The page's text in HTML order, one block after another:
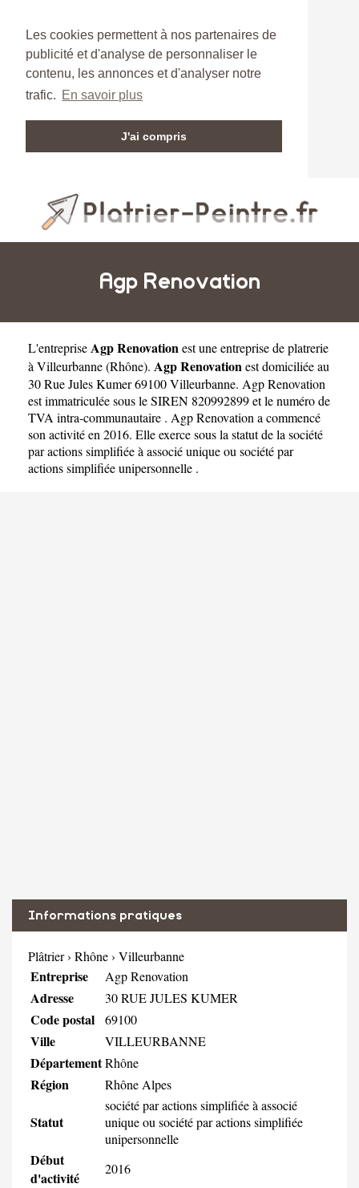
Les cookies permettent à nos partenaires de
publicité et d'analyse de personnaliser le
contenu, les annonces et d'analyser notre
trafic. En savoir plus
J'ai compris
Agp Renovation
L'entrepriseAgp Renovationest uneentreprise de platrerie
à Villeurbanne(Rhône). Agp Renovationest domiciliée au
30 Rue Jules Kumer 69100 Villeurbanne. Agp Renovation
est immatriculée sous le SIREN 820992899 et le numéro de
TVA intra-communautaire . Agp Renovation a commencé
son activité en 2016. Elle exerce sous la statut de la société
par actions simplifiée à associé unique ou société par
actions simplifiée unipersonnelle .
Informations pratiques
Plâtrier› Rhône› Villeurbanne
Entreprise Agp Renovation
Adresse 30 RUE JULES KUMER
Code postal 69100
Ville VILLEURBANNE
DépartementRhône
Région Rhône Alpes
Statut
société par actions simplifiée à associé
unique ou société par actions simplifiée
unipersonnelle
Début
d'activité
2016